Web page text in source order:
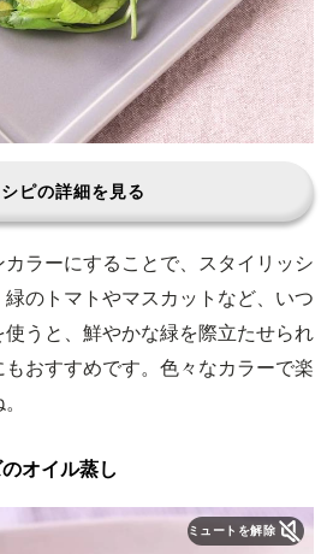
ピの詳細を見る
ラーにすることで、スタイリッシ
のトマトやマスカットなど、いつ
うと、鮮やかな緑を際立たせられ
おすすめです。色々なカラーで楽
オイル蒸し
ミュートを解除